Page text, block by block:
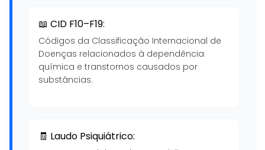
📖 CID F10–F19:
Códigos da Classificação Internacional de
Doenças relacionados à dependência
química e transtornos causados por
substâncias.
🧾 Laudo Psiquiátrico: